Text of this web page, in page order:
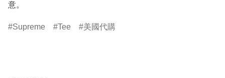
意。
Supreme Tee 美國代購